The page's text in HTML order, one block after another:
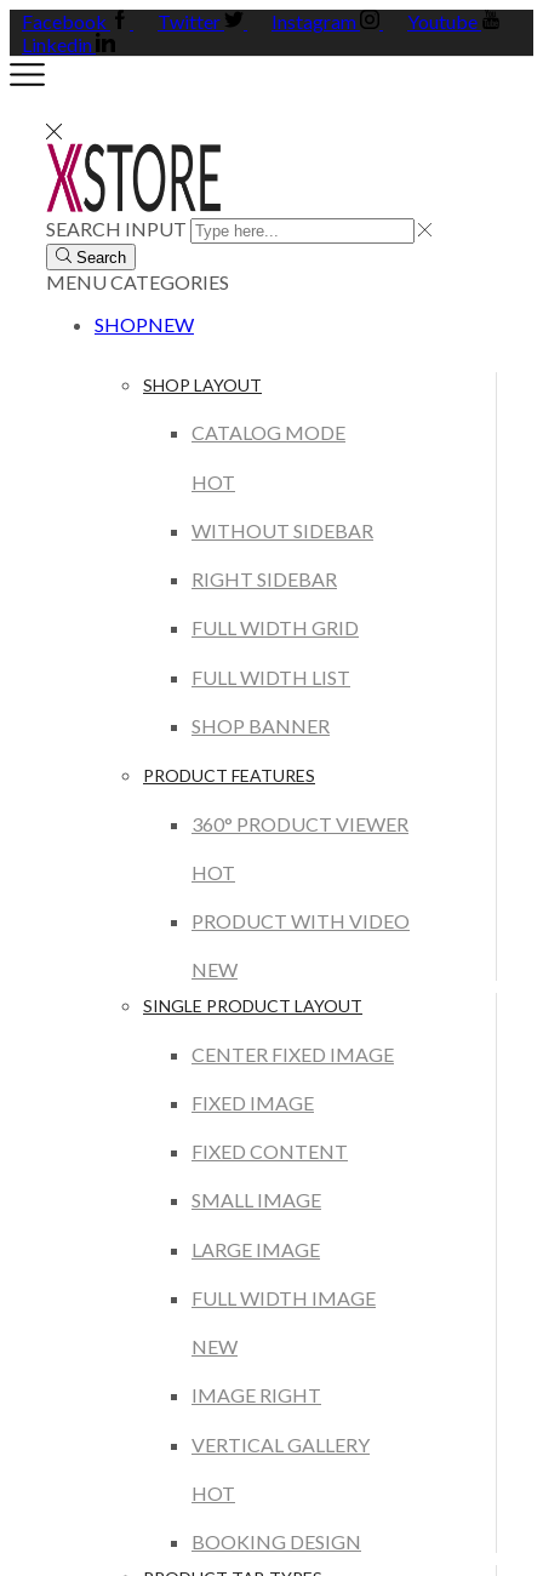
Facebook Twitter Instagram
Youtube
Linkedin
SEARCH INPUT
Search
MENUCATEGORIES
SHOPNEW
SHOP LAYOUT
CATALOG MODE
HOT
WITHOUT SIDEBAR
RIGHT SIDEBAR
FULL WIDTH GRID
FULL WIDTH LIST
SHOP BANNER
PRODUCT FEATURES
360° PRODUCT VIEWER
HOT
PRODUCT WITH VIDEO
NEW
SINGLE PRODUCT LAYOUT
CENTER FIXED IMAGE
FIXED IMAGE
FIXED CONTENT
SMALL IMAGE
LARGE IMAGE
FULL WIDTH IMAGE
NEW
IMAGE RIGHT
VERTICAL GALLERY
HOT
BOOKING DESIGN